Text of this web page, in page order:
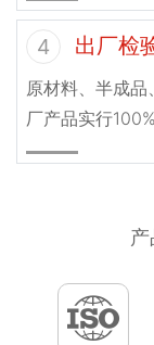
4 出厂检
原材料、半成
厂产品实行